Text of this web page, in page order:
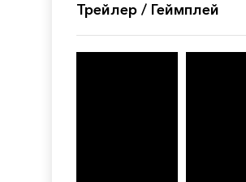
Трейлер / Геймплей